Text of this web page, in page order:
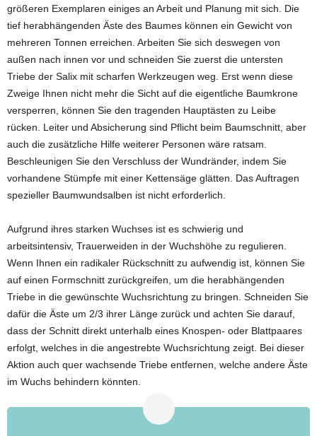
größeren Exemplaren einiges an Arbeit und Planung mit sich. Die
tief herabhängenden Äste des Baumes können ein Gewicht von
mehreren Tonnen erreichen. Arbeiten Sie sich deswegen von
außen nach innen vor und schneiden Sie zuerst die untersten
Triebe der Salix mit scharfen Werkzeugen weg. Erst wenn diese
Zweige Ihnen nicht mehr die Sicht auf die eigentliche Baumkrone
versperren, können Sie den tragenden Hauptästen zu Leibe
rücken. Leiter und Absicherung sind Pflicht beim Baumschnitt, aber
auch die zusätzliche Hilfe weiterer Personen wäre ratsam.
Beschleunigen Sie den Verschluss der Wundränder, indem Sie
vorhandene Stümpfe mit einer Kettensäge glätten. Das Auftragen
spezieller Baumwundsalben ist nicht erforderlich.
Aufgrund ihres starken Wuchses ist es schwierig und
arbeitsintensiv, Trauerweiden in der Wuchshöhe zu regulieren.
Wenn Ihnen ein radikaler Rückschnitt zu aufwendig ist, können Sie
auf einen Formschnitt zurückgreifen, um die herabhängenden
Triebe in die gewünschte Wuchsrichtung zu bringen. Schneiden Sie
dafür die Äste um 2/3 ihrer Länge zurück und achten Sie darauf,
dass der Schnitt direkt unterhalb eines Knospen- oder Blattpaares
erfolgt, welches in die angestrebte Wuchsrichtung zeigt. Bei dieser
Aktion auch quer wachsende Triebe entfernen, welche andere Äste
im Wuchs behindern könnten.